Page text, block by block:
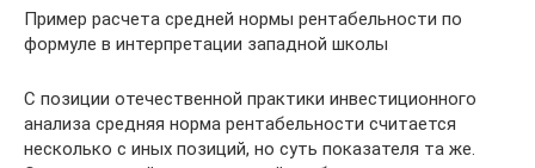
Пример расчета средней нормы рентабельности по
формуле в интерпретации западной школы
С позиции отечественной практики инвестиционного
анализа средняя норма рентабельности считается
несколько с иных позиций, но суть показателя та же.